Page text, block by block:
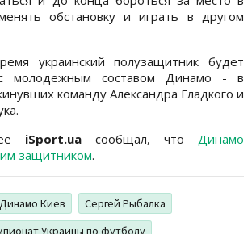
обстановку и играть в другом
украинский полузащитник будет
с молодежным составом Динамо - в
команду Александра Гладкого и
iSport.ua сообщал, что Динамо
защитником.
Динамо Киев
Сергей Рыбалка
Украины по футболу